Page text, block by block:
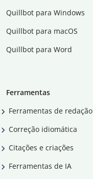
Quillbot para Windows
Quillbot para macOS
Quillbot para Word
Ferramentas
Ferramentas de redação
Correção idiomática
Citações e criações
Ferramentas de IA